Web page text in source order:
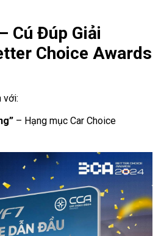
Cú Đúp Giải
Choice Awards
với:
– Hạng mục Car Choice